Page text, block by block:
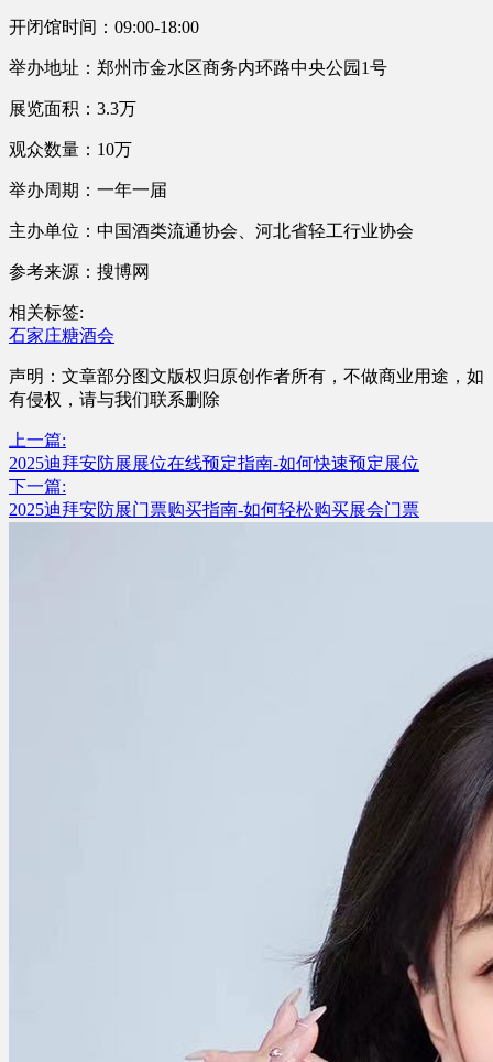
开闭馆时间：09:00-18:00
举办地址：郑州市金水区商务内环路中央公园1号
展览面积：3.3万
观众数量：10万
举办周期：一年一届
主办单位：中国酒类流通协会、河北省轻工行业协会
参考来源：搜博网
相关标签:
石家庄糖酒会
声明：文章部分图文版权归原创作者所有，不做商业用途，如
有侵权，请与我们联系删除
上一篇:
2025迪拜安防展展位在线预定指南-如何快速预定展位
下一篇:
2025迪拜安防展门票购买指南-如何轻松购买展会门票